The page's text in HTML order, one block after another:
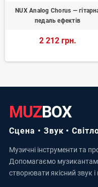
NUX Analog Chorus —
педаль ефектів
2 212 грн.
MUZBOX
Сцена • Звук •
Музичні інструменти та
Допомагаємо музикантам,
створювати якісний звук і